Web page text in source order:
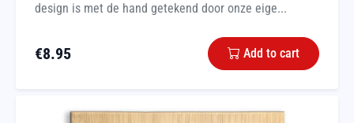
design is met de hand getekend door onze eige...
€8.95 Add to cart